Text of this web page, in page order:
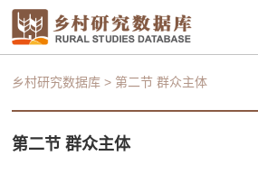
乡村研究数据库 > 第二节 群众主体
第二节 群众主体